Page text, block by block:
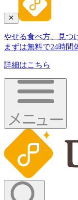
やせる食べ方、見つ
まずは無料で24時間
詳細はこちら